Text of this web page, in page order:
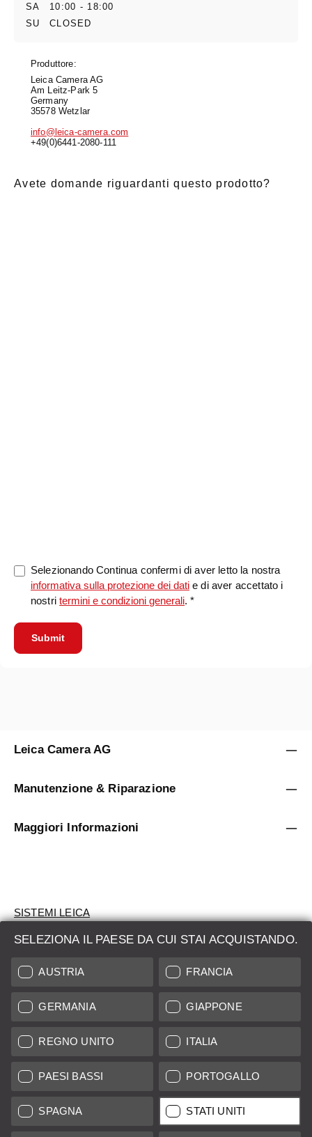
SA
10:00 - 18:00
SU
CLOSED
Produttore:
Leica Camera AG
Am Leitz-Park 5
Germany
35578 Wetzlar
info@leica-camera.com
+49(0)6441-2080-111
Avete domande riguardanti questo prodotto?
Selezionando Continua confermi di aver letto la nostra
informativa sulla protezione dei dati e di aver accettato i
nostritermini e condizioni generali. *
Submit
SELEZIONA IL PAESE DA CUI STAI ACQUISTANDO.
AUSTRIA FRANCIA
GERMANIA GIAPPONE
REGNO UNITO ITALIA
PAESI BASSI PORTOGALLO
SPAGNA STATI UNITI
Leica Camera AG
Manutenzione & Riparazione
Maggiori Informazioni
SISTEMI LEICA
VALUTAZIONE
CERCHI UN PRODOTTO?
ASTE
PRODOTTI NUOVI
LEICA STORES
Tutti i prezzi dei fornitori con sede in UE/Regno Unito incl. IVA più